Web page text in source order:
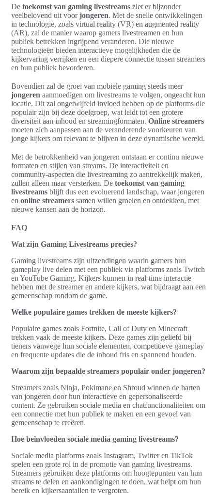
De toekomst van gaming livestreams ziet er bijzonder
veelbelovend uit voorjongeren. Met de snelle ontwikkelingen
in technologie, zoals virtual reality (VR) en augmented reality
(AR), zal de manier waarop gamers livestreamen en hun
publiek betrekken ingrijpend veranderen. Die nieuwe
technologieën bieden interactieve mogelijkheden die de
kijkervaring verrijken en een diepere connectie tussen streamers
en hun publiek bevorderen.
Bovendien zal de groei van mobiele gaming steeds meer
jongeren aanmoedigen om livestreams te volgen, ongeacht hun
locatie. Dit zal ongetwijfeld invloed hebben op de platforms die
populair zijn bij deze doelgroep, wat leidt tot een grotere
diversiteit aan inhoud en streamingformaten. Online streamers
moeten zich aanpassen aan de veranderende voorkeuren van
jonge kijkers om relevant te blijven in deze dynamische wereld.
Met de betrokkenheid van jongeren ontstaan er continu nieuwe
formaten en stijlen van streams. De interactiviteit en
community-aspecten die livestreaming zo aantrekkelijk maken,
zullen alleen maar versterken. De toekomst van gaming
livestreams blijft dus een evoluerend landschap, waar jongeren
en online streamers samen willen groeien en ontdekken, met
nieuwe kansen aan de horizon.
FAQ
Wat zijn Gaming Livestreams precies?
Gaming livestreams zijn uitzendingen waarin gamers hun
gameplay live delen met een publiek via platforms zoals Twitch
en YouTube Gaming. Kijkers kunnen in real-time interactie
hebben met de streamer en andere kijkers, wat bijdraagt aan een
gemeenschap rondom de game.
Welke populaire games trekken de meeste kijkers?
Populaire games zoals Fortnite, Call of Duty en Minecraft
trekken vaak de meeste kijkers. Deze games zijn geliefd bij
tieners vanwege hun sociale elementen, competitieve gameplay
en frequente updates die de inhoud fris en spannend houden.
Waarom zijn bepaalde streamers populair onder jongeren?
Streamers zoals Ninja, Pokimane en Shroud winnen de harten
van jongeren door hun interactieve en gepersonaliseerde
content. Ze gebruiken sociale media en chatfunctionaliteiten om
een connectie met hun publiek te maken en een gevoel van
gemeenschap te creëren.
Hoe beïnvloeden sociale media gaming livestreams?
Sociale media platforms zoals Instagram, Twitter en TikTok
spelen een grote rol in de promotie van gaming livestreams.
Streamers gebruiken deze platforms om hoogtepunten van hun
streams te delen en aankondigingen te doen, wat helpt om hun
bereik en kijkersaantallen te vergroten.